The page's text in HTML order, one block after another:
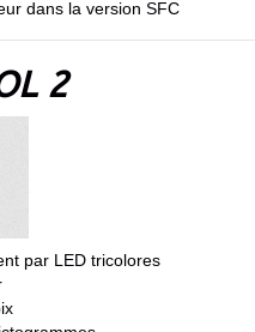
dans la version SFC
2
par LED tricolores